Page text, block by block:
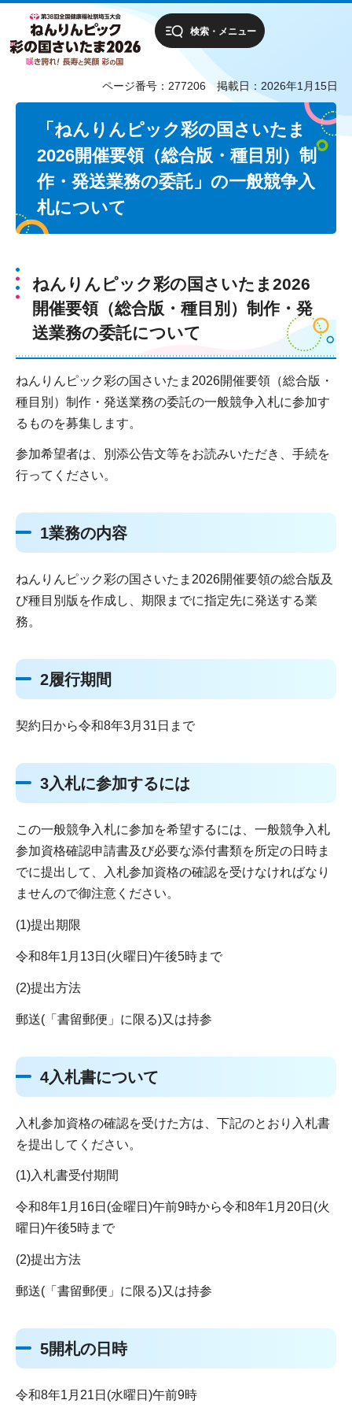
検索・メニュー
ページ番号：277206 掲載日：2026年1月15日
「ねんりんピック彩の国さいたま
2026開催要領（総合版・種目別）制
作・発送業務の委託」の一般競争入
札について
ねんりんピック彩の国さいたま2026
開催要領（総合版・種目別）制作・発
送業務の委託について
ねんりんピック彩の国さいたま2026開催要領（総合版・
種目別）制作・発送業務の委託の一般競争入札に参加す
るものを募集します。
参加希望者は、別添公告文等をお読みいただき、手続を
行ってください。
1業務の内容
ねんりんピック彩の国さいたま2026開催要領の総合版及
び種目別版を作成し、期限までに指定先に発送する業
務。
2履行期間
契約日から令和8年3月31日まで
3入札に参加するには
この一般競争入札に参加を希望するには、一般競争入札
参加資格確認申請書及び必要な添付書類を所定の日時ま
でに提出して、入札参加資格の確認を受けなければなり
ませんので御注意ください。
(1)提出期限
令和8年1月13日(火曜日)午後5時まで
(2)提出方法
郵送(「書留郵便」に限る)又は持参
4入札書について
入札参加資格の確認を受けた方は、下記のとおり入札書
を提出してください。
(1)入札書受付期間
令和8年1月16日(金曜日)午前9時から令和8年1月20日(火
曜日)午後5時まで
(2)提出方法
郵送(「書留郵便」に限る)又は持参
5開札の日時
令和8年1月21日(水曜日)午前9時